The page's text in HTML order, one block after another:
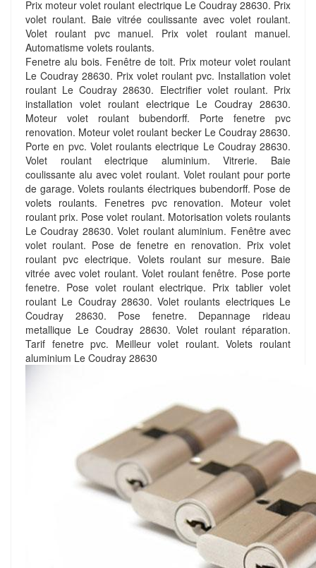
Prix moteur volet roulant electrique Le Coudray 28630. Prix
volet roulant. Baie vitrée coulissante avec volet roulant.
Volet roulant pvc manuel. Prix volet roulant manuel.
Automatisme volets roulants.
Fenetre alu bois. Fenêtre de toit. Prix moteur volet roulant
Le Coudray 28630. Prix volet roulant pvc. Installation volet
roulant Le Coudray 28630. Electrifier volet roulant. Prix
installation volet roulant electrique Le Coudray 28630.
Moteur volet roulant bubendorff. Porte fenetre pvc
renovation. Moteur volet roulant becker Le Coudray 28630.
Porte en pvc. Volet roulants electrique Le Coudray 28630.
Volet roulant electrique aluminium. Vitrerie. Baie
coulissante alu avec volet roulant. Volet roulant pour porte
de garage. Volets roulants électriques bubendorff. Pose de
volets roulants. Fenetres pvc renovation. Moteur volet
roulant prix. Pose volet roulant. Motorisation volets roulants
Le Coudray 28630. Volet roulant aluminium. Fenêtre avec
volet roulant. Pose de fenetre en renovation. Prix volet
roulant pvc electrique. Volets roulant sur mesure. Baie
vitrée avec volet roulant. Volet roulant fenêtre. Pose porte
fenetre. Pose volet roulant electrique. Prix tablier volet
roulant Le Coudray 28630. Volet roulants electriques Le
Coudray 28630. Pose fenetre. Depannage rideau
metallique Le Coudray 28630. Volet roulant réparation.
Tarif fenetre pvc. Meilleur volet roulant. Volets roulant
aluminium Le Coudray 28630